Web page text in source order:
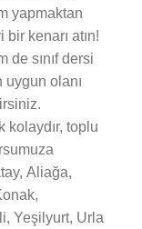
yapmaktan
kenarı atın!
de sınıf dersi
olanı
kolaydır, toplu
Aliağa,
Yeşilyurt, Urla